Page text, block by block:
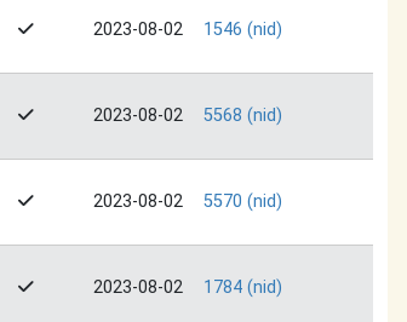
2023-08-02 1546 (nid)
2023-08-02 5568 (nid)
2023-08-02 5570 (nid)
2023-08-02 1784 (nid)